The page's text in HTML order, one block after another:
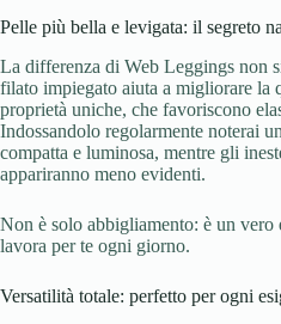
Pelle più bella e levigata: il segreto
La differenza di Web Leggings non
filato impiegato aiuta a migliorare la
proprietà uniche, che favoriscono
Indossandolo regolarmente noterai
compatta e luminosa, mentre gli
appariranno meno evidenti.
Non è solo abbigliamento: è un
lavora per te ogni giorno.
Versatilità totale: perfetto per ogni